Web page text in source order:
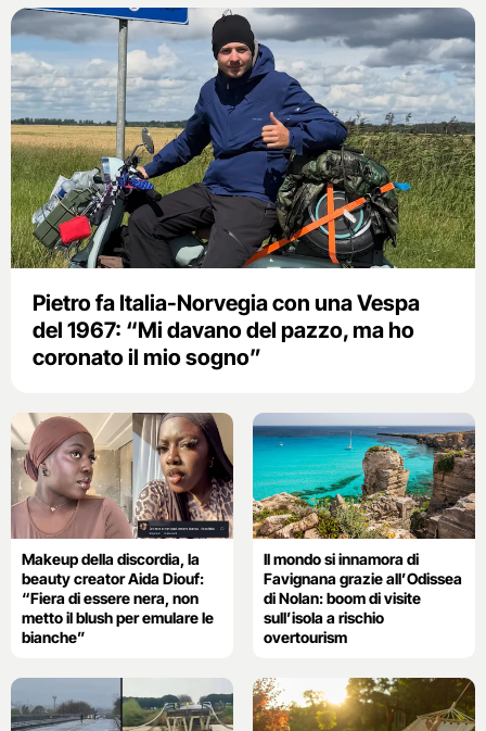
Pietro fa Italia-Norvegia con una Vespa
del 1967: “Mi davano del pazzo, ma ho
coronato il mio sogno”
Makeup della discordia, la
beauty creator Aida Diouf:
“Fiera di essere nera, non
metto il blush per emulare le
bianche”
Il mondo si innamora di
Favignana grazie all’Odissea
di Nolan: boom di visite
sull’isola a rischio
overtourism